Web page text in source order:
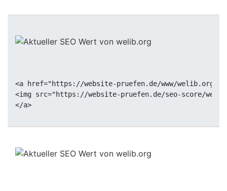
<a href="https://website-pruefen.de/www/welib.org"
<img src="https://website-pruefen.de/seo-score/